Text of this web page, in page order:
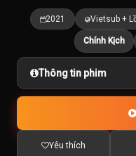
2021 Vietsub +
Chính Kịch
Thông tin phim
Yêu thích